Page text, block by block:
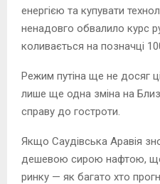
енергією та купувати
ненадовго обвалило курс
коливається на позначці
Режим путіна ще не досяг
лише ще одна зміна на
справу до гостроти.
Якщо Саудівська Аравія
дешевою сирою нафтою,
ринку — як багато хто